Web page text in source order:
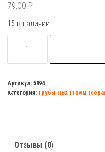
79,00 ₽
15 в наличии
товара
ПВХ
d=75/75мм
Артикул: 5994
Категория: Трубы ПВХ 110мм
Отзывы (0)